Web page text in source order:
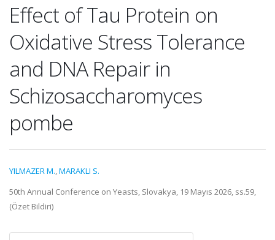
Effect of Tau Protein on
Oxidative Stress Tolerance
and DNA Repair in
Schizosaccharomyces
pombe
YILMAZER M.,MARAKLI S.
50th Annual Conference on Yeasts, Slovakya, 19 Mayıs 2026, ss.59,
(Özet Bildiri)